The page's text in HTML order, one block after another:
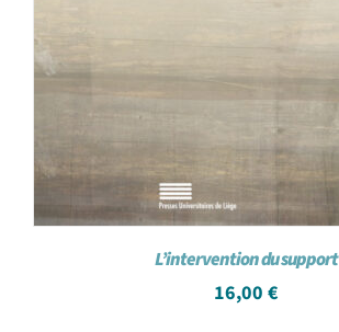
L’intervention du support
16,00 €